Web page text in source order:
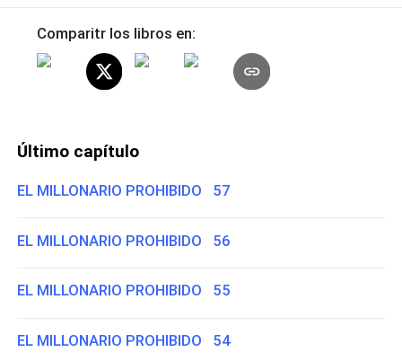
Comparitr los libros en:
Último capítulo
EL MILLONARIO PROHIBIDO 57
EL MILLONARIO PROHIBIDO 56
EL MILLONARIO PROHIBIDO 55
EL MILLONARIO PROHIBIDO 54